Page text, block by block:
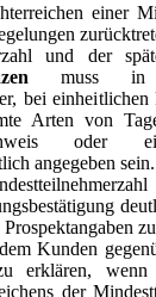
einer
und der
muss in
bei
Arten von
oder
angegeben sein.
Kunden
erklären,
der